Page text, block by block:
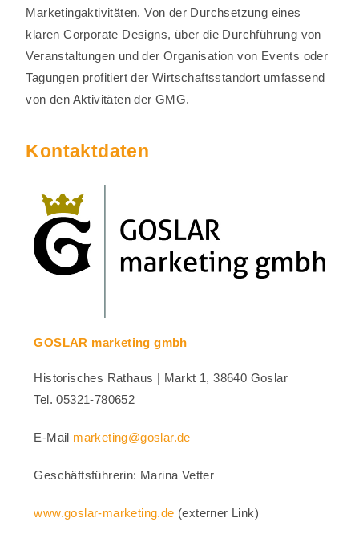
Marketingaktivitäten. Von der Durchsetzung eines
klaren Corporate Designs, über die Durchführung von
Veranstaltungen und der Organisation von Events oder
Tagungen profitiert der Wirtschaftsstandort umfassend
von den Aktivitäten der GMG.
Kontaktdaten
GOSLAR marketing gmbh
Historisches Rathaus | Markt 1, 38640 Goslar
Tel. 05321-780652
E-Mail marketing@goslar.de
Geschäftsführerin: Marina Vetter
www.goslar-marketing.de (externer Link)